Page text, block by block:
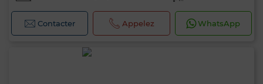
Contacter Appelez WhatsApp